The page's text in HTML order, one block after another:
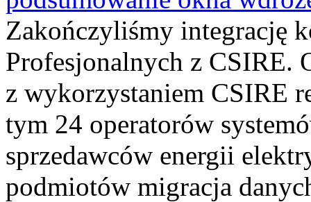
Zakończyliśmy integrację
Profesjonalnych z CSIRE.
z wykorzystaniem CSIRE
tym 24 operatorów
sprzedawców energii
podmiotów migracja